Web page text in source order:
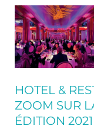
HOTEL &
ZOOM SUR
ÉDITION 2021
Hotel
&
Restaurant
Meetings,
zoom
la
très
attendue